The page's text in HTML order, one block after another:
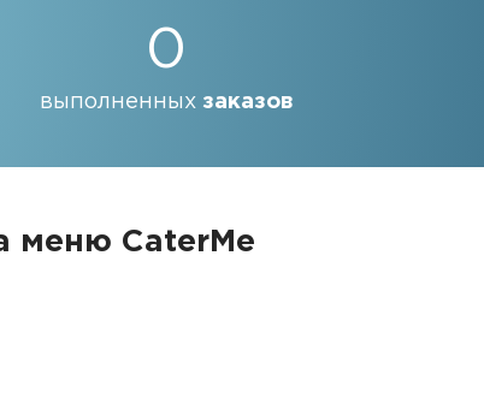
0
выполненных заказов
меню CaterMe